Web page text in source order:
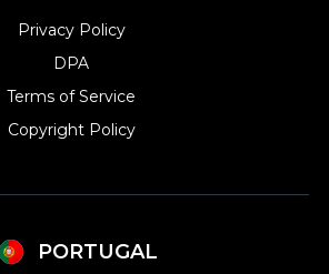
Privacy Policy
DPA
Terms of Service
Copyright Policy‎
PORTUGAL